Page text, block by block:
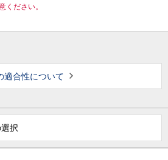
ください。
適合性について
択